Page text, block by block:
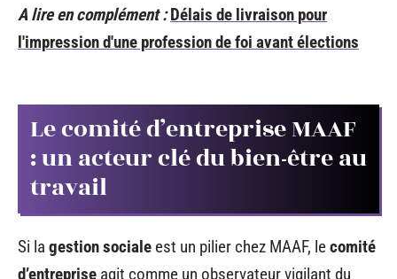
A lire en complément : Délais de livraison pour
l'impression d'une profession de foi avant élections
Le comité d’entreprise MAAF
: un acteur clé du bien-être au
travail
Si la gestion sociale est un pilier chez MAAF, lecomité
d’entreprise agit comme un observateur vigilant du